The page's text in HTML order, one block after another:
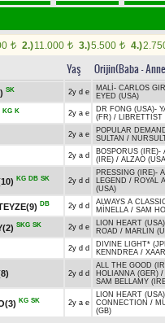
t 2.)11.000 t 3.)5.500 t 4.)
Yaş Orijin(Baba -
SK 2y d e MALİ - CARLOS
EYED (USA)
KG K 2y a e DR FONG (USA)-
(FR) / LIBRETTIST
2y a e POPULAR
SULTAN /
2y a d BOSPORUS (IRE)-
(IRE) / ALZAO
KG DB SK 2y d d
PRESSING (IRE)-
LEGEND / ROYAL
(USA)
DB 2y d d ALWAYS A
MİNELLA / SAM
SKG SK 2y d e LION HEART (USA)
ROAD / MARLIN
2y d d DIVINE LIGHT*
KENNDREA /
2y d d
ALL THE GOOD
HOLIANNA (GER) /
SAM BELLAMY
KG SK 2y a e
LION HEART (USA)
CONNECTION /
(GB)